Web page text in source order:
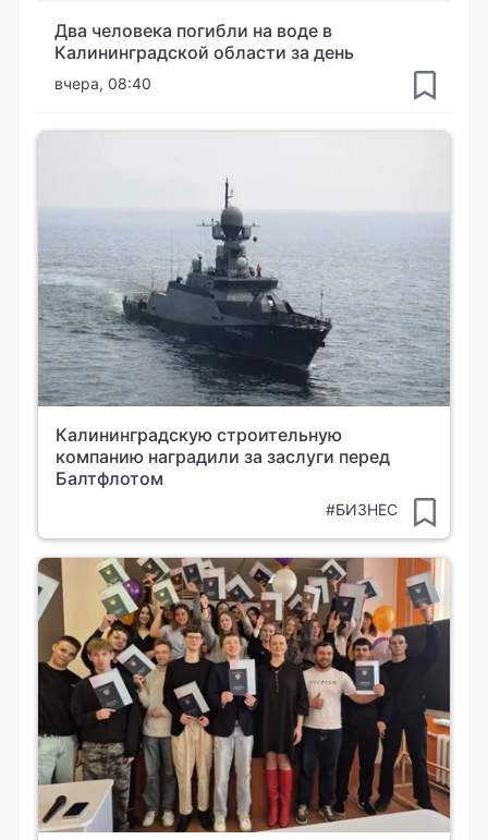
Два человека погибли на воде в
Калининградской области за день
вчера, 08:40
Калининградскую строительную
компанию наградили за заслуги перед
Балтфлотом
#БИЗНЕС